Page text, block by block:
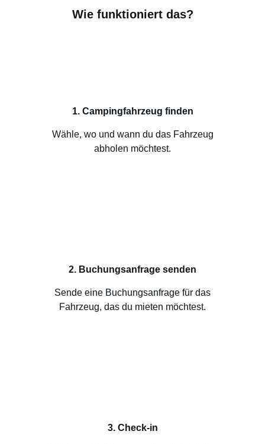
Wie funktioniert das?
1. Campingfahrzeug finden
Wähle, wo und wann du das Fahrzeug
abholen möchtest.
2. Buchungsanfrage senden
Sende eine Buchungsanfrage für das
Fahrzeug, das du mieten möchtest.
3. Check-in